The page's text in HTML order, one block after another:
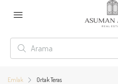
Emlak Ortak Teras